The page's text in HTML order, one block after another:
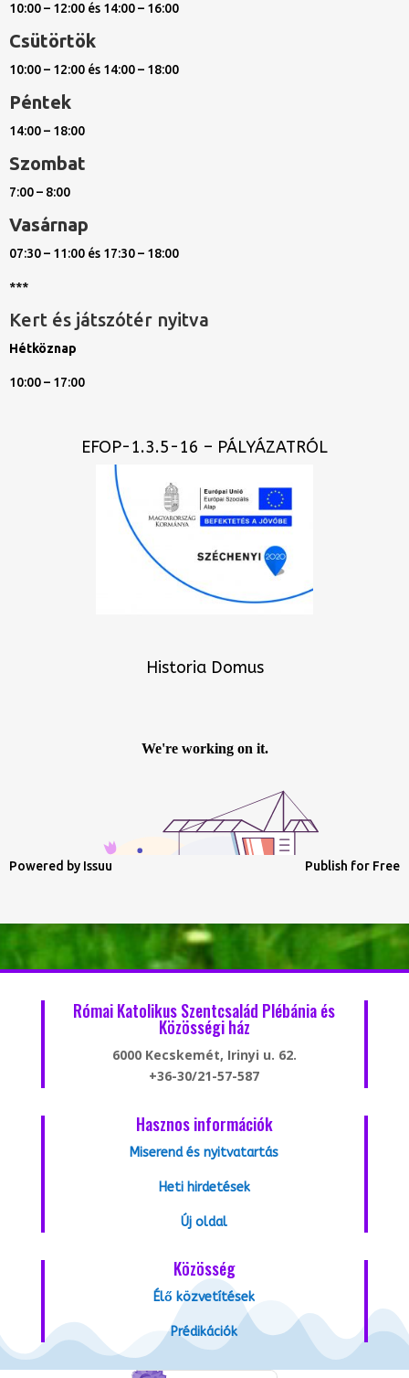
10:00 – 12:00 és 14:00 – 16:00
Csütörtök
10:00 – 12:00 és 14:00 – 18:00
Péntek
14:00 – 18:00
Szombat
7:00 – 8:00
Vasárnap
07:30 – 11:00 és 17:30 – 18:00
***
Kert és játszótér nyitva
Hétköznap
10:00 – 17:00
EFOP-1.3.5-16 – PÁLYÁZATRÓL
Historia Domus
Powered by Issuu Publish for Free
Római Katolikus Szentcsalád Plébánia és
Közösségi ház
6000 Kecskemét, Irinyi u. 62.
+36-30/21-57-587
Hasznos információk
Miserend és nyitvatartás
Heti hirdetések
Új oldal
Közösség
Élő közvetítések
Prédikációk